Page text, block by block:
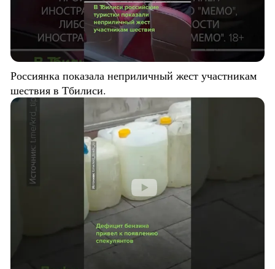
Россиянка показала неприличный жест участникам
шествия в Тбилиси.